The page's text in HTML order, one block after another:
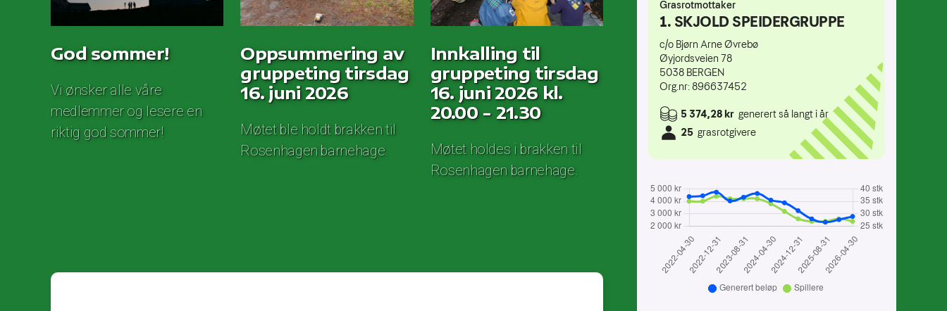
God sommer!
Vi ønsker alle våre
medlemmer og lesere en
riktig god sommer!
Oppsummering av
gruppeting tirsdag
16. juni 2026
Møtet ble holdt brakken til
Rosenhagen barnehage.
Innkalling til
gruppeting tirsdag
16. juni 2026 kl.
20.00 - 21.30
Møtet holdes i brakken til
Rosenhagen barnehage.